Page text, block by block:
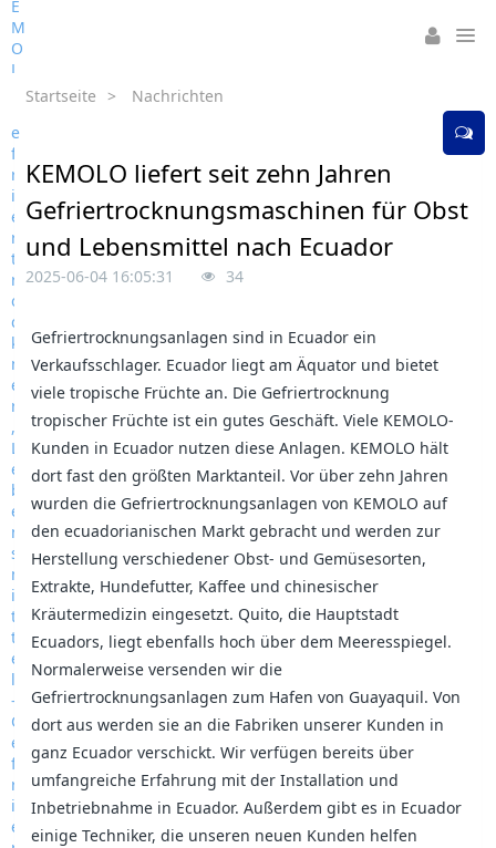
Startseite > Nachrichten
KEMOLO liefert seit zehn Jahren
Gefriertrocknungsmaschinen für Obst
und Lebensmittel nach Ecuador
2025-06-04 16:05:31 34
Gefriertrocknungsanlagen sind in Ecuador ein
Verkaufsschlager. Ecuador liegt am Äquator und bietet
viele tropische Früchte an. Die Gefriertrocknung
tropischer Früchte ist ein gutes Geschäft. Viele KEMOLO-
Kunden in Ecuador nutzen diese Anlagen. KEMOLO hält
dort fast den größten Marktanteil. Vor über zehn Jahren
wurden die Gefriertrocknungsanlagen von KEMOLO auf
den ecuadorianischen Markt gebracht und werden zur
Herstellung verschiedener Obst- und Gemüsesorten,
Extrakte, Hundefutter, Kaffee und chinesischer
Kräutermedizin eingesetzt. Quito, die Hauptstadt
Ecuadors, liegt ebenfalls hoch über dem Meeresspiegel.
Normalerweise versenden wir die
Gefriertrocknungsanlagen zum Hafen von Guayaquil. Von
dort aus werden sie an die Fabriken unserer Kunden in
ganz Ecuador verschickt. Wir verfügen bereits über
umfangreiche Erfahrung mit der Installation und
Inbetriebnahme in Ecuador. Außerdem gibt es in Ecuador
einige Techniker, die unseren neuen Kunden helfen